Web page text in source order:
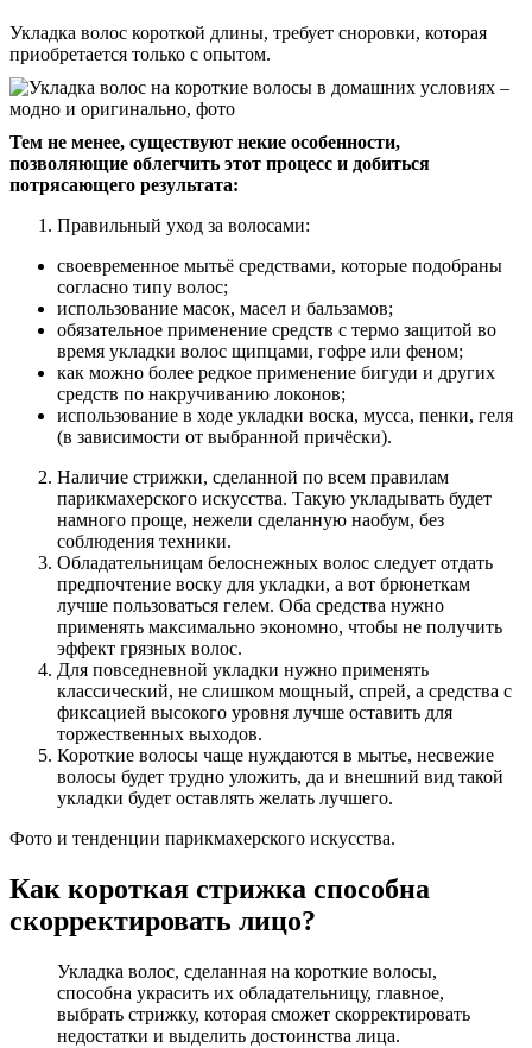
Укладка волос короткой длины, требует сноровки, которая
приобретается только с опытом.
Тем не менее, существуют некие особенности,
позволяющие облегчить этот процесс и добиться
потрясающего результата:
Правильный уход за волосами:
своевременное мытьё средствами, которые подобраны
согласно типу волос;
использование масок, масел и бальзамов;
обязательное применение средств с термо защитой во
время укладки волос щипцами, гофре или феном;
как можно более редкое применение бигуди и других
средств по накручиванию локонов;
использование в ходе укладки воска, мусса, пенки, геля
(в зависимости от выбранной причёски).
Наличие стрижки, сделанной по всем правилам
парикмахерского искусства. Такую укладывать будет
намного проще, нежели сделанную наобум, без
соблюдения техники.
Обладательницам белоснежных волос следует отдать
предпочтение воску для укладки, а вот брюнеткам
лучше пользоваться гелем. Оба средства нужно
применять максимально экономно, чтобы не получить
эффект грязных волос.
Для повседневной укладки нужно применять
классический, не слишком мощный, спрей, а средства с
фиксацией высокого уровня лучше оставить для
торжественных выходов.
Короткие волосы чаще нуждаются в мытье, несвежие
волосы будет трудно уложить, да и внешний вид такой
укладки будет оставлять желать лучшего.
Фото и тенденции парикмахерского искусства.
Как короткая стрижка способна
скорректировать лицо?
Укладка волос, сделанная на короткие волосы,
способна украсить их обладательницу, главное,
выбрать стрижку, которая сможет скорректировать
недостатки и выделить достоинства лица.